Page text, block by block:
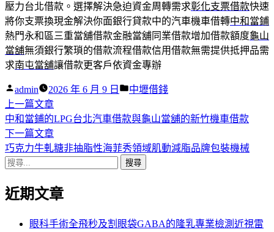
壓力台北借款。選擇解決急迫資金周轉需求彰化支票借款快速
將你支票換現金解決你面銀行貸款中的汽車機車借轉中和當鋪
熱門永和區三重當舖借款金融當舖同業借款增加借款額度龜山
當舖無須銀行繁瑣的借款流程借款信用借款無需提供抵押品需
求南屯當舖讓借款更客戶依資金專辦
作
者:
admin 2026 年 6 月 9 日
分
中壢借錢
文
章
導
覽
上一篇文章下
一
篇
文
中和當鋪的LPG台北汽車借款與龜山當舖的新竹機車借款
下一篇文章下
一
章:
巧克力牛軋糖非抽脂性海菲秀領域肌動減脂品牌包裝機械
搜
關
近期文章
眼科手術全飛秒及割眼袋GABA的隆乳專業檢測近視雷